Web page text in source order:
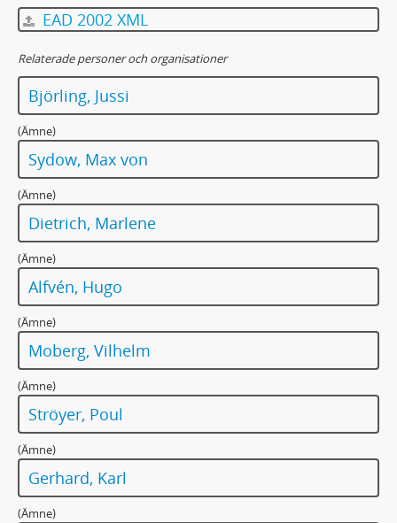
EAD 2002 XML
Relaterade personer och organisationer
Björling, Jussi
(Ämne)
Sydow, Max von
(Ämne)
Dietrich, Marlene
(Ämne)
Alfvén, Hugo
(Ämne)
Moberg, Vilhelm
(Ämne)
Ströyer, Poul
(Ämne)
Gerhard, Karl
(Ämne)